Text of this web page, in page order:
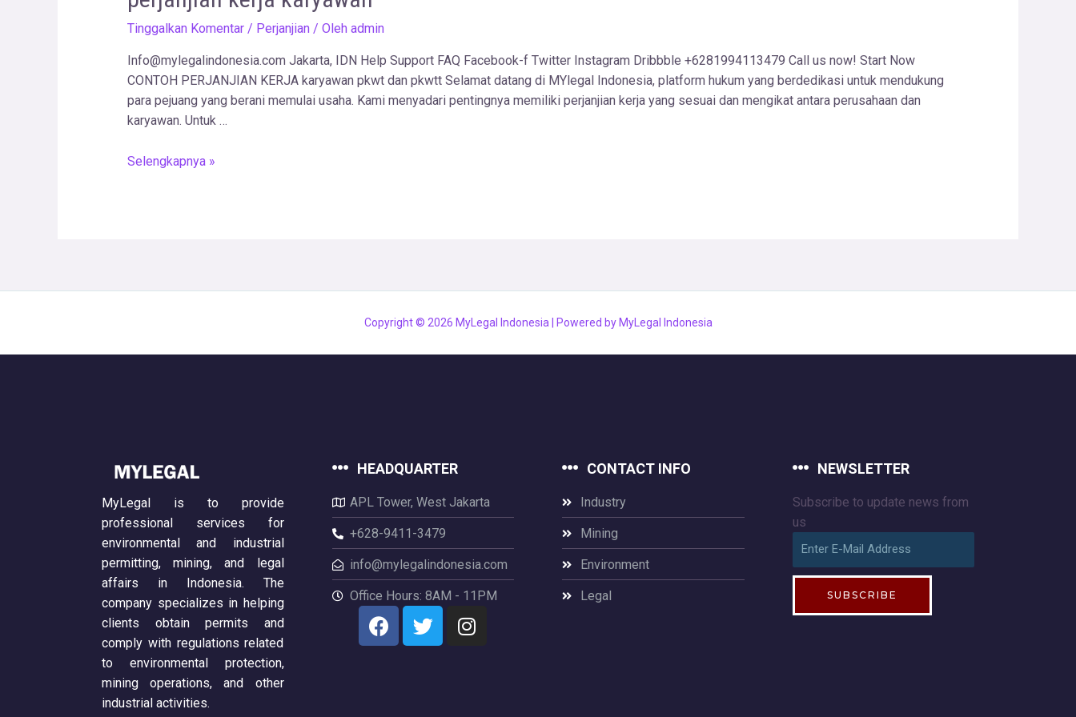
Tinggalkan Komentar / Perjanjian/ Oleh admin
Info@mylegalindonesia.com Jakarta, IDN Help Support FAQ Facebook-f Twitter Instagram Dribbble +6281994113479 Call us now! Start Now
CONTOH PERJANJIAN KERJA karyawan pkwt dan pkwtt Selamat datang di MYlegal Indonesia, platform hukum yang berdedikasi untuk mendukung
para pejuang yang berani memulai usaha. Kami menyadari pentingnya memiliki perjanjian kerja yang sesuai dan mengikat antara perusahaan dan
karyawan. Untuk …
Selengkapnya »
Copyright © 2026 MyLegal Indonesia | Powered by MyLegal Indonesia
MyLegal is to provide
professional services for
environmental and industrial
permitting, mining, and legal
affairs in Indonesia. The
company specializes in helping
clients obtain permits and
comply with regulations related
to environmental protection,
mining operations, and other
industrial activities.
HEADQUARTER
APL Tower, West Jakarta
+628-9411-3479
info@mylegalindonesia.com
Office Hours: 8AM - 11PM
CONTACT INFO
Industry
Mining
Environment
Legal
NEWSLETTER
Subscribe to update news from
us
SUBSCRIBE